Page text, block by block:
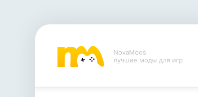
NovaMods
лучшие моды для игр